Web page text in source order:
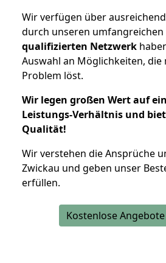
Wir verfügen über
durch unseren umfangreichen
qualifizierten Netzwerk
Auswahl an Möglichkeiten, die
Problem löst.
Wir legen großen Wert auf
Leistungs-Verhältnis und
Qualität!
Wir verstehen die Ansprüche
Zwickau und geben unser
erfüllen.
Kostenlose